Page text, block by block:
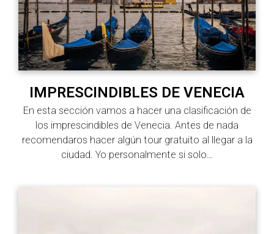
IMPRESCINDIBLES DE VENECIA
En esta sección vamos a hacer una clasificación de
los imprescindibles de Venecia. Antes de nada
recomendaros hacer algún tour gratuito al llegar a la
ciudad. Yo personalmente si solo…